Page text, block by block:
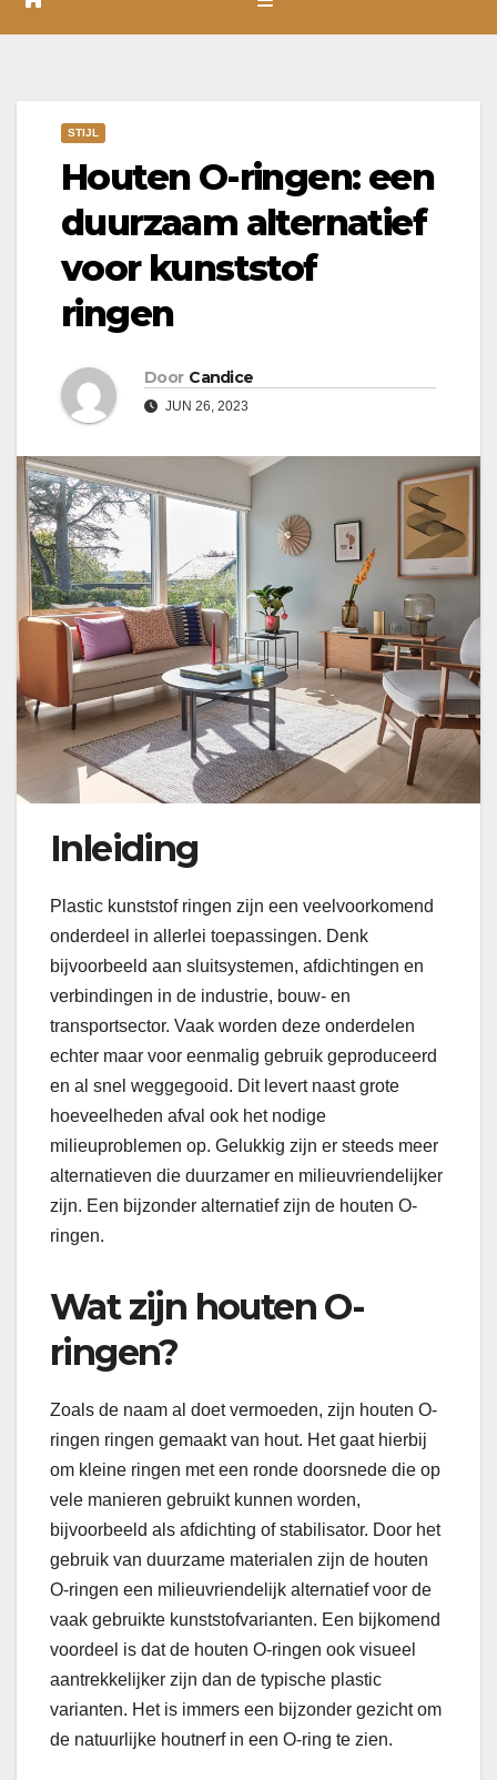
STIJL
Houten O-ringen: een
duurzaam alternatief
voor kunststof
ringen
Door Candice
JUN 26, 2023
Inleiding
Plastic kunststof ringen zijn een veelvoorkomend
onderdeel in allerlei toepassingen. Denk
bijvoorbeeld aan sluitsystemen, afdichtingen en
verbindingen in de industrie, bouw- en
transportsector. Vaak worden deze onderdelen
echter maar voor eenmalig gebruik geproduceerd
en al snel weggegooid. Dit levert naast grote
hoeveelheden afval ook het nodige
milieuproblemen op. Gelukkig zijn er steeds meer
alternatieven die duurzamer en milieuvriendelijker
zijn. Een bijzonder alternatief zijn de houten O-
ringen.
Wat zijn houten O-
ringen?
Zoals de naam al doet vermoeden, zijn houten O-
ringen ringen gemaakt van hout. Het gaat hierbij
om kleine ringen met een ronde doorsnede die op
vele manieren gebruikt kunnen worden,
bijvoorbeeld als afdichting of stabilisator. Door het
gebruik van duurzame materialen zijn de houten
O-ringen een milieuvriendelijk alternatief voor de
vaak gebruikte kunststofvarianten. Een bijkomend
voordeel is dat de houten O-ringen ook visueel
aantrekkelijker zijn dan de typische plastic
varianten. Het is immers een bijzonder gezicht om
de natuurlijke houtnerf in een O-ring te zien.